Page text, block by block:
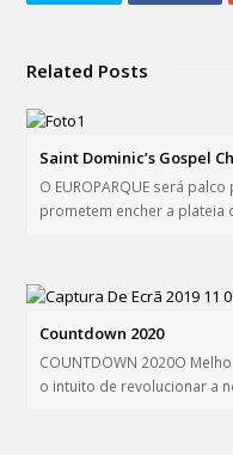
Related Posts
Saint Dominic’s Gospel
O EUROPARQUE será
prometem encher a plateia
Countdown 2020
COUNTDOWN 2020O
o intuito de revolucionar a